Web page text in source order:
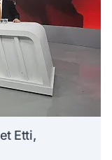
Etti,